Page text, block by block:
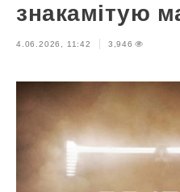
знакамітую
4.06.2026, 11:42 3,946